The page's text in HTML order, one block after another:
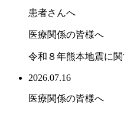
患者さんへ
医療関係の皆様へ
令和８年熊本地震に
2026.07.16
医療関係の皆様へ